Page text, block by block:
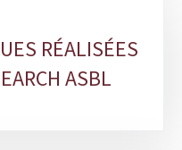
RÉALISÉES
ASBL